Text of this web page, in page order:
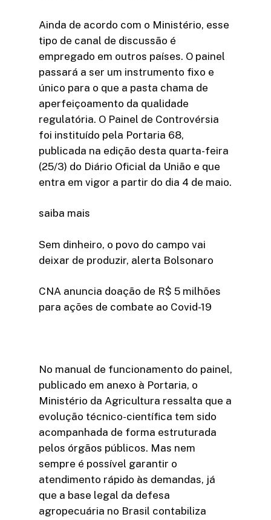
Ainda de acordo com o Ministério, esse
tipo de canal de discussão é
empregado em outros países. O painel
passará a ser um instrumento fixo e
único para o que a pasta chama de
aperfeiçoamento da qualidade
regulatória. O Painel de Controvérsia
foi instituído pela Portaria 68,
publicada na edição desta quarta-feira
(25/3) do Diário Oficial da União e que
entra em vigor a partir do dia 4 de maio.
saiba mais
Sem dinheiro, o povo do campo vai
deixar de produzir, alerta Bolsonaro
CNA anuncia doação de R$ 5 milhões
para ações de combate ao Covid-19
No manual de funcionamento do painel,
publicado em anexo à Portaria, o
Ministério da Agricultura ressalta que a
evolução técnico-científica tem sido
acompanhada de forma estruturada
pelos órgãos públicos. Mas nem
sempre é possível garantir o
atendimento rápido às demandas, já
que a base legal da defesa
agropecuária no Brasil contabiliza